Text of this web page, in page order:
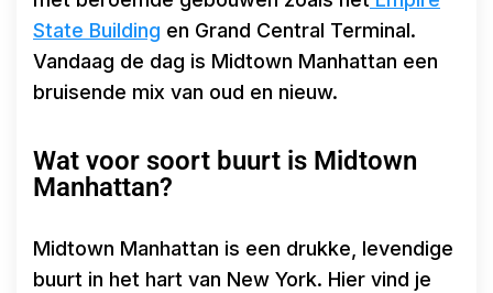
State Building en Grand Central Terminal.
Vandaag de dag is Midtown Manhattan een
bruisende mix van oud en nieuw.
Wat voor soort buurt is Midtown
Manhattan?
Midtown Manhattan is een drukke, levendige
buurt in het hart van New York. Hier vind je